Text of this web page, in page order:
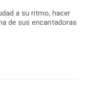
a su ritmo, hacer
de sus encantadoras